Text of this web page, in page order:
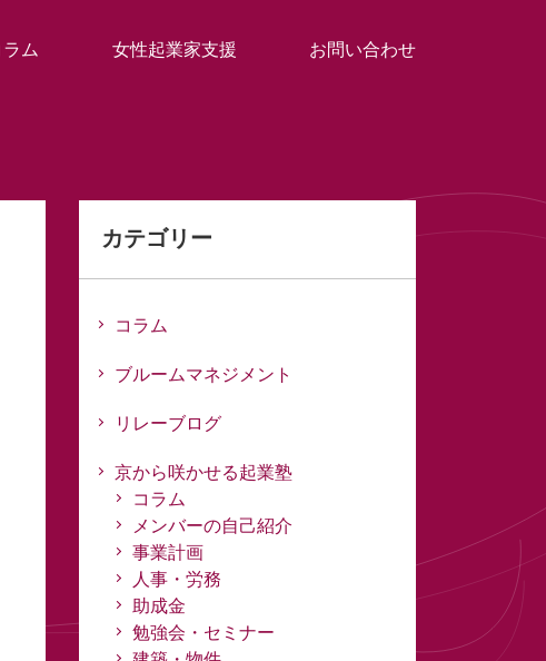
ム 女性起業家支援 お問い合わせ
カテゴリー
コラム
ブルームマネジメント
リレーブログ
京から咲かせる起業塾
コラム
メンバーの自己紹介
事業計画
人事・労務
助成金
勉強会・セミナー